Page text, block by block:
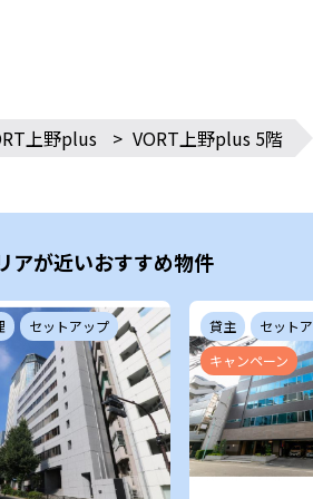
上野plus > VORT上野plus 5階
アが近いおすすめ物件
セットアップ 貸主
セット
キャンペーン